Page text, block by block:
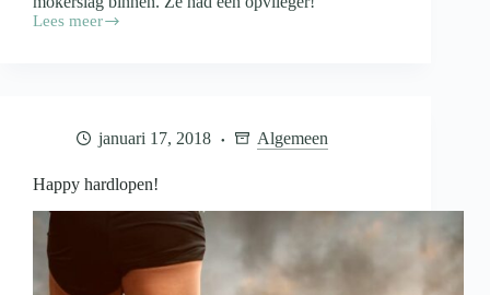
Lees meer
SarahMagazine:
januari 17, 2018 Algemeen
Happy hardlopen!